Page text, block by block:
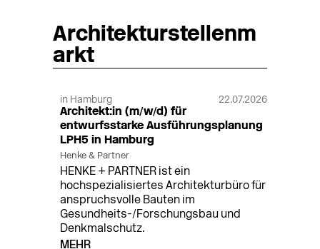
Architekturstellenm
arkt
in Hamburg 22.07.2026
Architekt:in (m/w/d) für
entwurfsstarke Ausführungsplanung
LPH5 in Hamburg
Henke & Partner
HENKE + PARTNER ist ein
hochspezialisiertes Architekturbüro für
anspruchsvolle Bauten im
Gesundheits-/Forschungsbau und
Denkmalschutz.
MEHR